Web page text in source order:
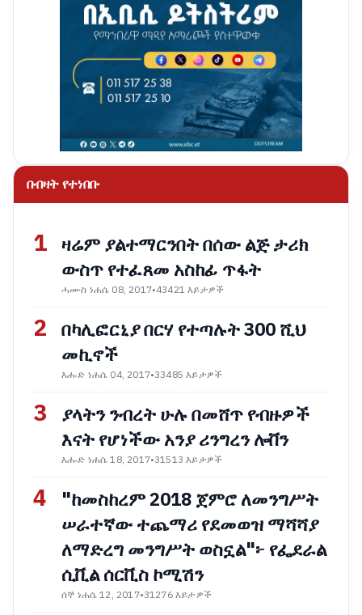
በብዛት የተነበቡ
1 ዛሬም ያልተማርንበት በሰው ልጅ ታሪክ
ውስጥ የተፈጸመ አስከፊ ጥፋት
ሓሙስ ነሐሴ 08, 2017•43421 እይታዎች
2 በካሊፎርኒያ በርሃ የተጣሉት 300 ሺህ
መኪኖች
እሑድ ነሐሴ 04, 2017•33485 እይታዎች
3
ያላትን ንብረት ሁሉ በመሸጥ የብዙዎች
እናት የሆነችው አንያ ሪንግረን ሎቨን
እሑድ ነሐሴ 18, 2017•31513 እይታዎች
4
"ከመስከረም 2018 ጀምሮ ለመንግሥት
ሠራተኛው ተጨማሪ የደመወዝ ማሻሻያ
ለማድረግ መንግሥት ወስኗል"፦ የፌደራል
ሲቪል ሰርቪስ ኮሚሽን
ሰኞ ነሐሴ 12, 2017•31276 እይታዎች